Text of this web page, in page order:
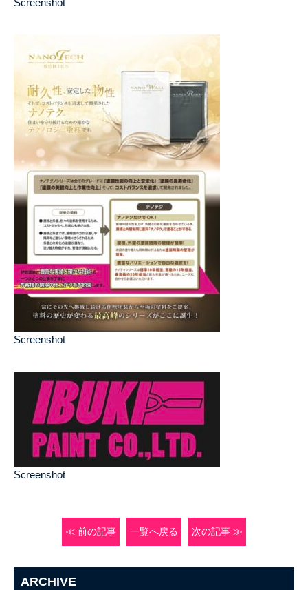
Screenshot
Screenshot
Screenshot
≪ 前の記事 一覧へ戻る 次の記事 ≫
ARCHIVE